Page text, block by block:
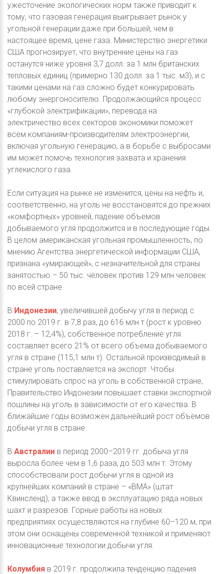
ужесточение экологических норм также приводит к
тому, что газовая генерация выигрывает рынок у
угольной генерации даже при большей, чем в
настоящее время, цене газа. Министерство энергетики
США прогнозирует, что внутренние цены на газ
останутся ниже уровня 3,7 долл. за 1 млн британских
тепловых единиц (примерно 130 долл. за 1 тыс. м3), и с
такими ценами на газ сложно будет конкурировать
любому энергоносителю. Продолжающийся процесс
«глубокой электрификации», перевода на
электричество всех секторов экономики поможет
всем компаниям-производителям электроэнергии,
включая угольную генерацию, а в борьбе с выбросами
им может помочь технология захвата и хранения
углекислого газа.
Если ситуация на рынке не изменится, цены на нефть и,
соответственно, на уголь не восстановятся до прежних
«комфортных» уровней, падение объемов
добываемого угля продолжится и в последующие годы.
В целом американская угольная промышленность, по
мнению Агентства энергетической информации США,
признана «умирающей», с незначительной для страны
занятостью – 50 тыс. человек против 129 млн человек
по всей стране.
В Индонезии, увеличившей добычу угля в период с
2000 по 2019 г. в 7,8 раз, до 616 млн т (рост к уровню
2018 г. – 12,4%), собственное потребление угля
составляет всего 21% от всего объема добываемого
угля в стране (115,1 млн т). Остальной производимый в
стране уголь поставляется на экспорт. Чтобы
стимулировать спрос на уголь в собственной стране,
Правительство Индонезии повышает ставки экспортной
пошлины на уголь в зависимости от его качества. В
ближайшие годы возможен дальнейший рост объемов
добычи угля в стране.
В Австралии в период 2000–2019 гг. добыча угля
выросла более чем в 1,6 раза, до 503 млн т. Этому
способствовали рост добычи угля в одной из
крупнейших компаний в стране – «BMA» (штат
Квинсленд), а также ввод в эксплуатацию ряда новых
шахт и разрезов. Горные работы на новых
предприятиях осуществляются на глубине 60–120 м, при
этом они оснащены современной техникой и применяют
инновационные технологии добычи угля.
Колумбия в 2019 г. продолжила тенденцию падения